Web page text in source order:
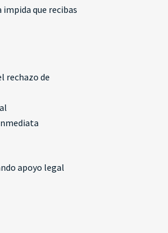
que recibas
rechazo de
apoyo legal